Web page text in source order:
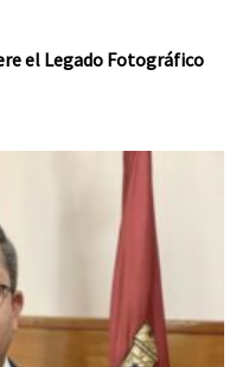
el Legado Fotográfico